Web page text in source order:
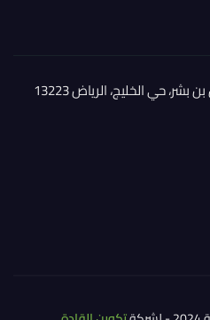
حي الخليج، الرياض 13223